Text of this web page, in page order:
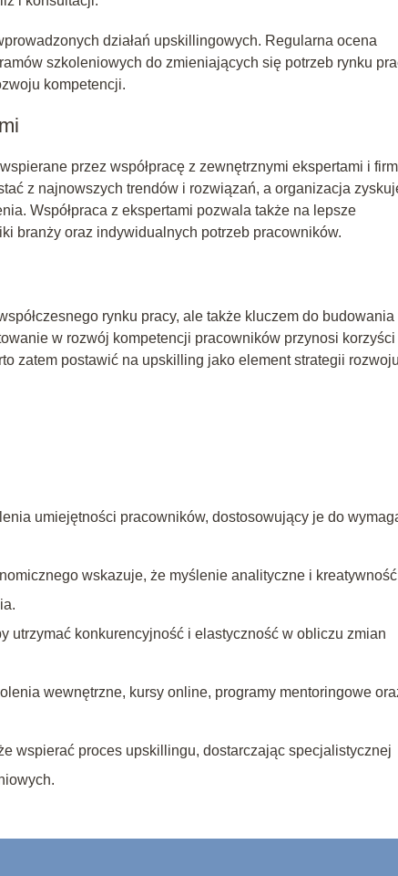
działań upskillingowych. Regularna ocena
szkoleniowych do zmieniających się potrzeb rynku
kompetencji.
przez współpracę z zewnętrznymi ekspertami i
z najnowszych trendów i rozwiązań, a organizacja
Współpraca z ekspertami pozwala także na lepsze
branży oraz indywidualnych potrzeb pracowników.
rynku pracy, ale także kluczem do budowania
w rozwój kompetencji pracowników przynosi korzyści
zatem postawić na upskilling jako element strategii
umiejętności pracowników, dostosowujący je do
wskazuje, że myślenie analityczne i kreatywność
utrzymać konkurencyjność i elastyczność w obliczu zmian
wewnętrzne, kursy online, programy mentoringowe
wspierać proces upskillingu, dostarczając specjalistycznej